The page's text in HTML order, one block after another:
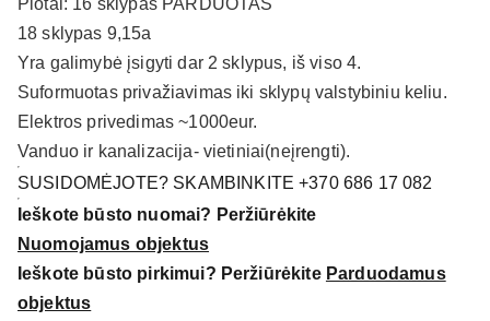
Plotai: 16 sklypas PARDUOTAS
18 sklypas 9,15a
Yra galimybė įsigyti dar 2 sklypus, iš viso 4.
Suformuotas privažiavimas iki sklypų valstybiniu keliu.
Elektros privedimas ~1000eur.
Vanduo ir kanalizacija- vietiniai(neįrengti).
SUSIDOMĖJOTE? SKAMBINKITE +370 686 17 082
Ieškote būsto nuomai? Peržiūrėkite
Nuomojamus objektus
Ieškote būsto pirkimui? Peržiūrėkite Parduodamus
objektus